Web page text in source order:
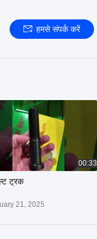
हमसे संपर्क करें
00:33
ट्रक
21, 2025